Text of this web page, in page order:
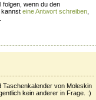
folgen, wenn du den
kannst eine Antwort schreiben
Taschenkalender von Moleskin
kein anderer in Frage. :)